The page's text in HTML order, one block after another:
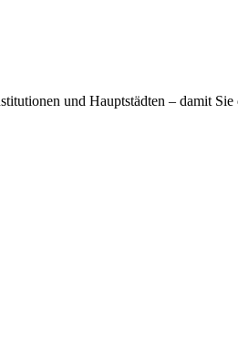
und Hauptstädten – damit